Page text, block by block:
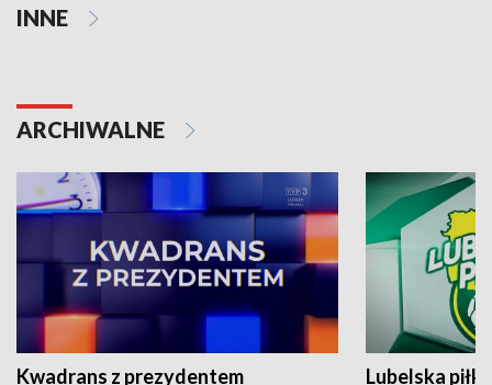
INNE
ARCHIWALNE
Kwadrans z prezydentem Lubelska piłka